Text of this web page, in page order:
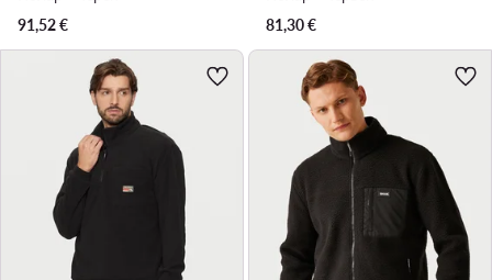
91,52€
81,30€